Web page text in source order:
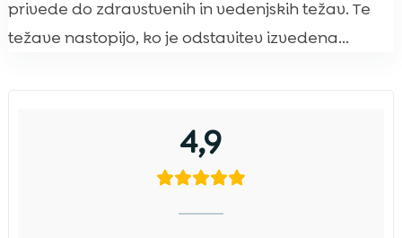
privede do zdravstvenih in vedenjskih težav. Te
težave nastopijo, ko je odstavitev izvedena...
4,9